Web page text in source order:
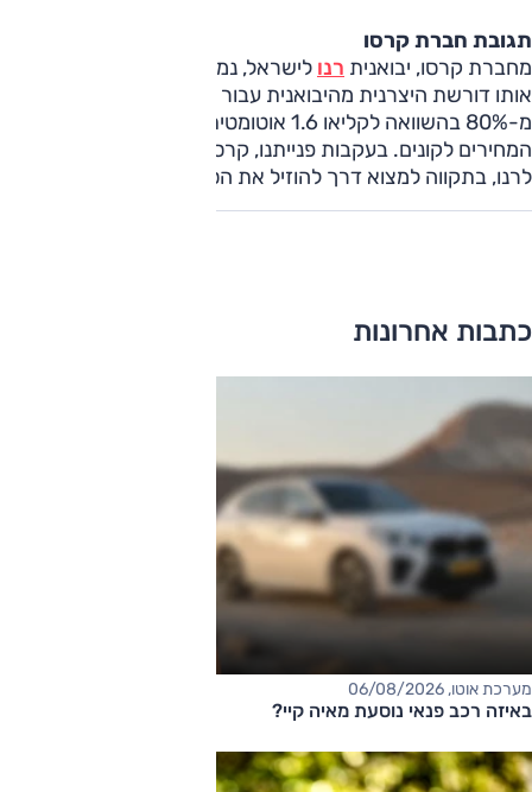
תגובת חברת קרסו
מחברת קרסו, יבואנית רנו לישראל, נמסר בתגובה כי פער המחיר
אותו דורשת היצרנית מהיבואנית עבור הספורט, עומד על יותר
מ-80% בהשוואה לקליאו 1.6 אוטומטית, מה שמוביל לפער
המחירים לקונים. בעקבות פנייתנו, קרסו תעביר פנייה בנושא
לרנו, בתקווה למצוא דרך להוזיל את הספורט בישראל.
כתבות אחרונות
מערכת אוטו, 06/08/2026
באיזה רכב פנאי נוסעת מאיה קיי?